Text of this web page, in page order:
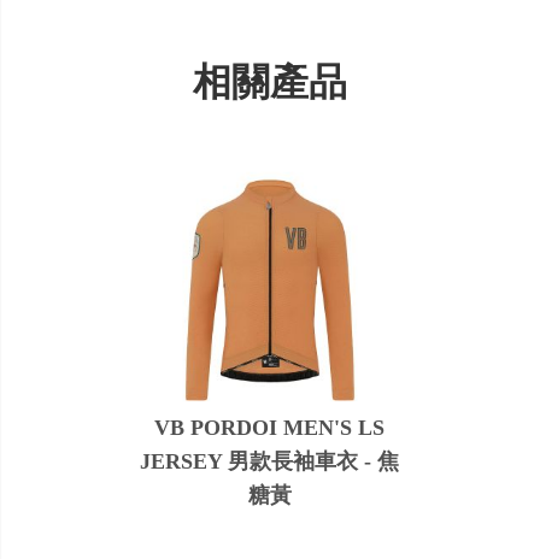
相關產品
VB PORDOI MEN'S LS
JERSEY 男款長袖車衣 - 焦
糖黃